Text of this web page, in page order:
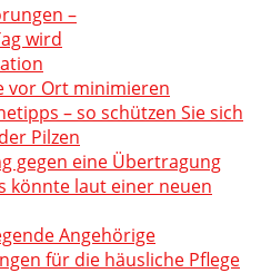
–
wird
vor Ort minimieren
– so schützen Sie sich
Pilzen
gegen eine Übertragung
könnte laut einer neuen
Angehörige
für die häusliche Pflege